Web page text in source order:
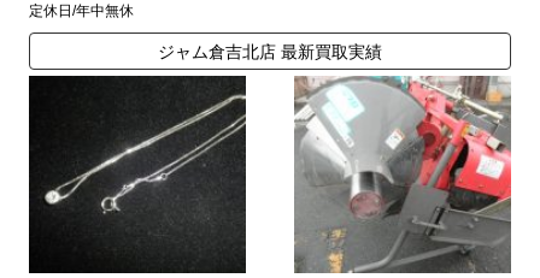
定休日/年中無休
ジャム倉吉北店 最新買取実績